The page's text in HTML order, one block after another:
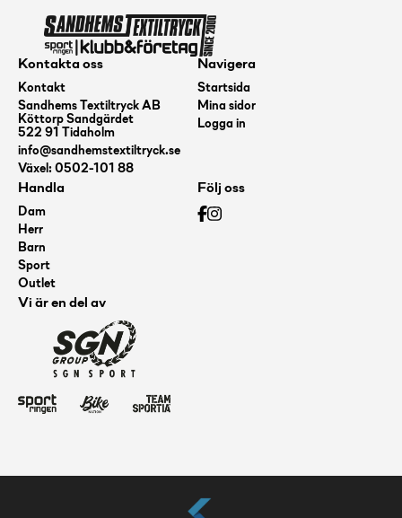
Kontakta oss
Kontakt
Sandhems Textiltryck AB
Köttorp Sandgärdet
522 91 Tidaholm
info@sandhemstextiltryck.se
Växel: 0502-101 88
Navigera
Startsida
Mina sidor
Logga in
Handla
Dam
Herr
Barn
Sport
Outlet
Följ oss
Vi är en del av